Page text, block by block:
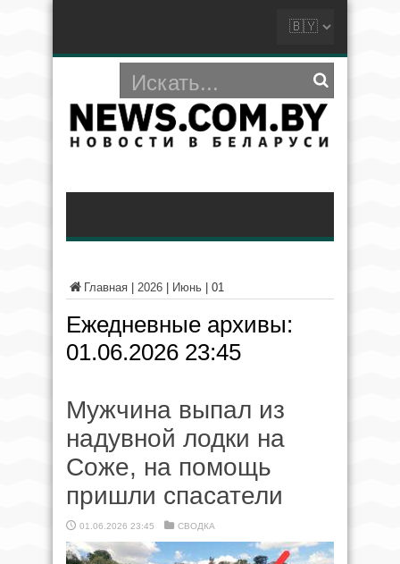
Главная 2026 Июнь 01
Ежедневные архивы:
01.06.2026 23:45
Мужчина выпал из
надувной лодки на
Соже, на помощь
пришли спасатели
01.06.2026 23:45 СВОДКА